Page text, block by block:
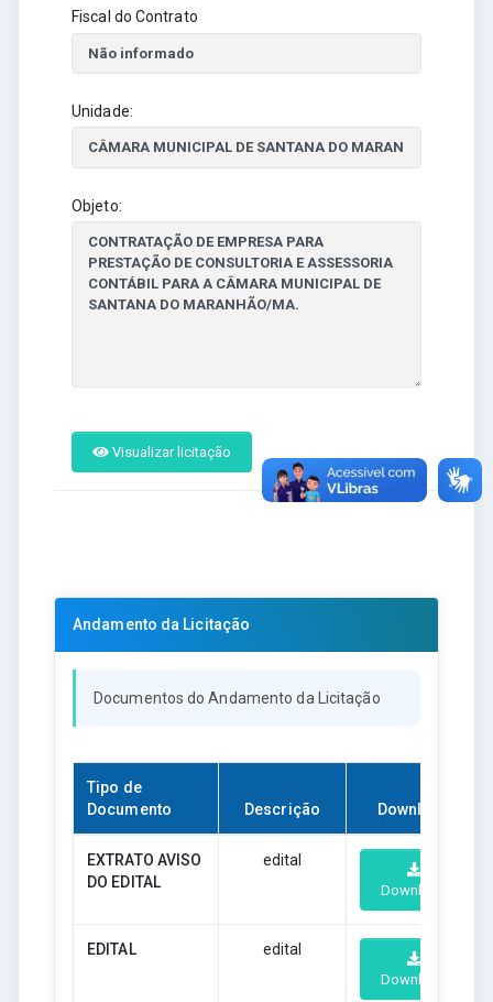
Fiscal do Contrato
Unidade:
Objeto:
Visualizar licitação
Andamento da Licitação
Documentos do Andamento da Licitação
Tipo de
Documento
Descrição Download
EXTRATO AVISO
DO EDITAL
edital
Download
EDITAL edital
Download